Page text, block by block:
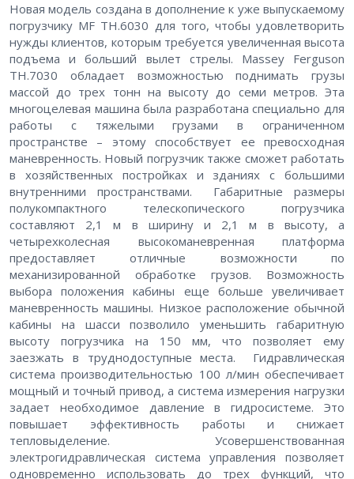
Новая модель создана в дополнение к уже выпускаемому
погрузчику MF TH.6030 для того, чтобы удовлетворить
нужды клиентов, которым требуется увеличенная высота
подъема и больший вылет стрелы. Massey Ferguson
TH.7030 обладает возможностью поднимать грузы
массой до трех тонн на высоту до семи метров. Эта
многоцелевая машина была разработана специально для
работы с тяжелыми грузами в ограниченном
пространстве – этому способствует ее превосходная
маневренность. Новый погрузчик также сможет работать
в хозяйственных постройках и зданиях с большими
внутренними пространствами. Габаритные размеры
полукомпактного телескопического погрузчика
составляют 2,1 м в ширину и 2,1 м в высоту, а
четырехколесная высокоманевренная платформа
предоставляет отличные возможности по
механизированной обработке грузов. Возможность
выбора положения кабины еще больше увеличивает
маневренность машины. Низкое расположение обычной
кабины на шасси позволило уменьшить габаритную
высоту погрузчика на 150 мм, что позволяет ему
заезжать в труднодоступные места. Гидравлическая
система производительностью 100 л/мин обеспечивает
мощный и точный привод, а система измерения нагрузки
задает необходимое давление в гидросистеме. Это
повышает эффективность работы и снижает
тепловыделение. Усовершенствованная
электрогидравлическая система управления позволяет
одновременно использовать до трех функций, что